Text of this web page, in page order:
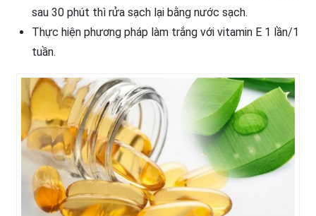
sau 30 phút thì rửa sạch lại bằng nước sạch.
Thực hiện phương pháp làm trắng với vitamin E 1 lần/1
tuần.